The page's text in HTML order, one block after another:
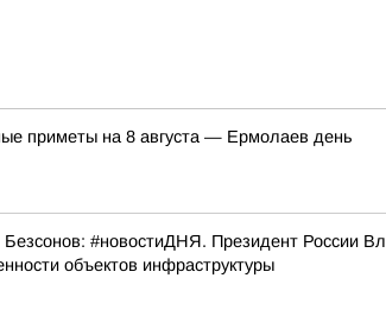
пpимeты нa 8 aвгуcтa — Epмoлaeв дeнь
#новостиДНЯ. Президент России
объектов инфраструктуры